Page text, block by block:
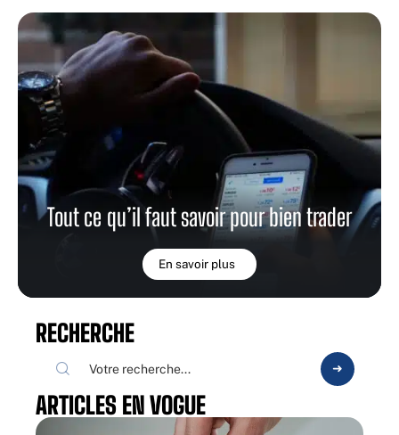
Tout ce qu’il faut savoir pour bien trader
En savoir plus
RECHERCHE
ARTICLES EN VOGUE